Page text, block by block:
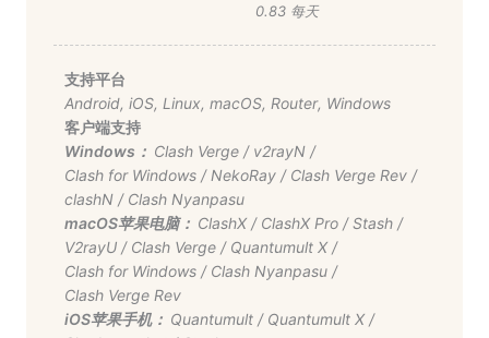
0.83 每天
支持平台
Android, iOS, Linux, macOS, Router, Windows
客户端支持
Windows： Clash Verge/ v2rayN/
Clash for Windows/ NekoRay/ Clash Verge Rev/
clashN/ Clash Nyanpasu
macOS苹果电脑： ClashX/ ClashX Pro/Stash/
V2rayU/ Clash Verge/ Quantumult X/
Clash for Windows/ Clash Nyanpasu/
Clash Verge Rev
iOS苹果手机： Quantumult/ Quantumult X/